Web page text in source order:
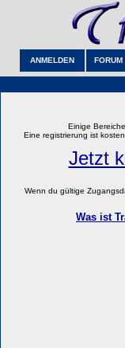
ANMELDEN FORUM
Einige
Eine registrierung ist
Jetzt
Wenn du gültige
Was ist